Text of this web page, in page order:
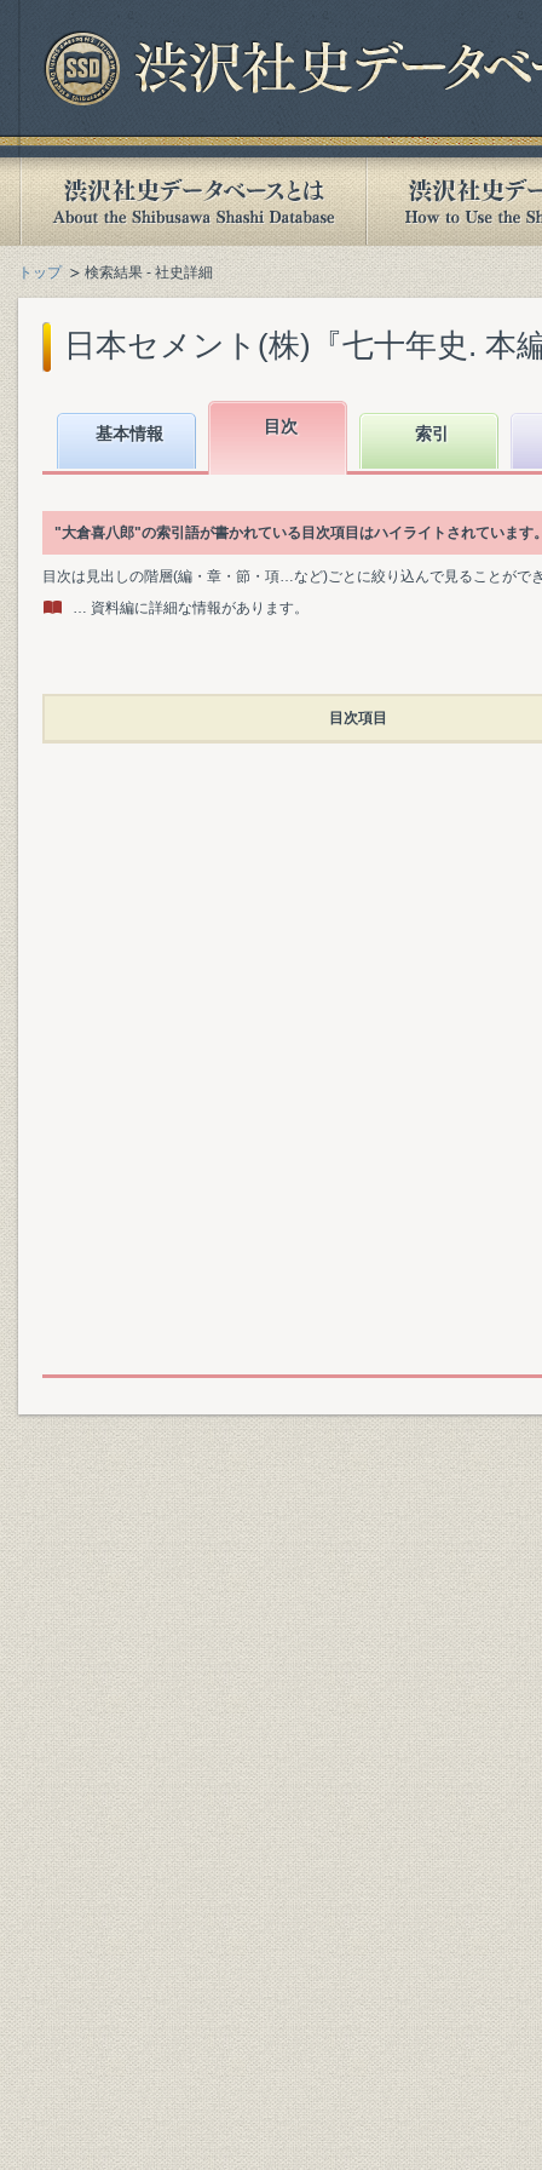
トップ 検索結果 - 社史詳細
日本セメント(株)『七十年史. 本
基本情報 目次 索引
"大倉喜八郎"の索引語が書かれている目次項目はハイライトされています
目次は見出しの階層(編・章・節・項…など)ごとに絞り込んで見ることがで
… 資料編に詳細な情報があります。
目次項目